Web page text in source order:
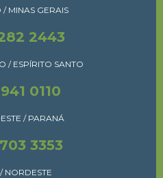
MINAS GERAIS
2443
/ ESPÍRITO SANTO
0110
/ PARANÁ
3353
NORDESTE